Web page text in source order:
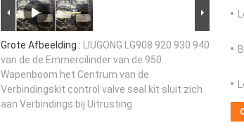
Grote Afbeelding : LIUGONG LG908 920 930 940
van de de Emmercilinder van de 950
Wapenboom het Centrum van de
Verbindingskit control valve seal kit sluit zich
aan Verbindings bij Uitrusting